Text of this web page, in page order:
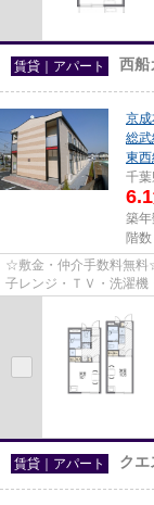
賃貸｜アパート 西船
京成
総武
東西
千
6.1
築年
階
☆敷金・仲介手数料無
子レンジ・ＴＶ・洗濯機
賃貸｜アパート クエ